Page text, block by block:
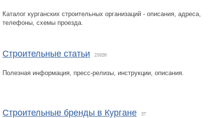
Каталог курганских строительных организаций - описания, адреса,
телефоны, схемы проезда.
Строительные статьи 21020
Полезная информация, пресс-релизы, инструкции, описания.
Строительные бренды в Кургане 37